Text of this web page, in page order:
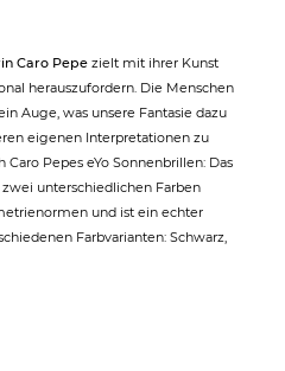
Caro Pepe zielt mit ihrer Kunst
herauszufordern. Die Menschen
Auge, was unsere Fantasie dazu
eigenen Interpretationen zu
Pepes eYo Sonnenbrillen: Das
unterschiedlichen Farben
und ist ein echter
Farbvarianten: Schwarz,